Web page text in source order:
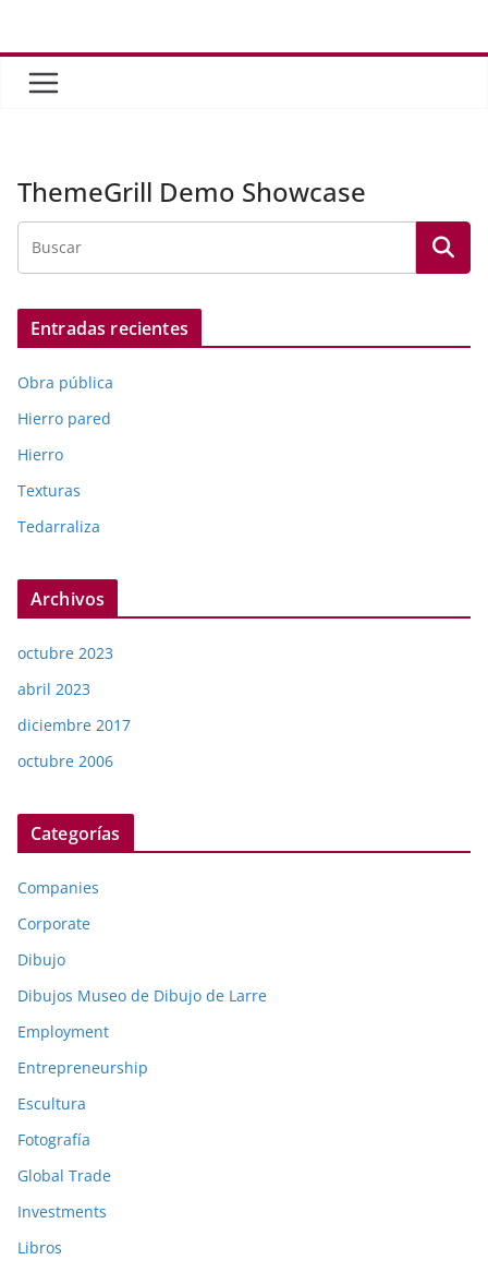
contenido
ThemeGrill Demo Showcase
Entradas recientes
Obra pública
Hierro pared
Hierro
Texturas
Tedarraliza
Archivos
octubre 2023
abril 2023
diciembre 2017
octubre 2006
Categorías
Companies
Corporate
Dibujo
Dibujos Museo de Dibujo de Larre
Employment
Entrepreneurship
Escultura
Fotografía
Global Trade
Investments
Libros